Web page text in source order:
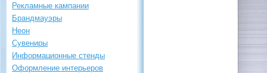
Рекламные кампании
Брандмауэры
Неон
Сувениры
Информационные стенды
Оформление интерьеров